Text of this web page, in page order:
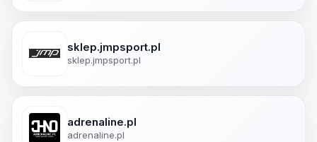
sklep.jmpsport.pl
sklep.jmpsport.pl
adrenaline.pl
adrenaline.pl